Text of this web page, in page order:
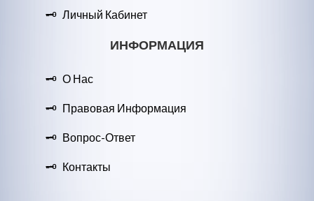
Личный Кабинет
ИНФОРМАЦИЯ
О Нас
Правовая Информация
Вопрос-Ответ
Контакты